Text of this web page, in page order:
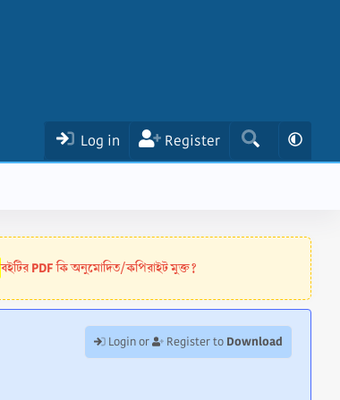
Log in Register
বইটির PDF কি অনুমোদিত/কপিরাইট মুক্ত?
Login or Register to Download